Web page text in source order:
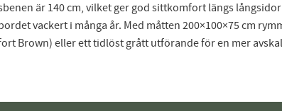
är 140 cm, vilket ger god sittkomfort längs
vackert i många år. Med måtten 200×100×75 cm
Brown) eller ett tidlöst grått utförande för en mer